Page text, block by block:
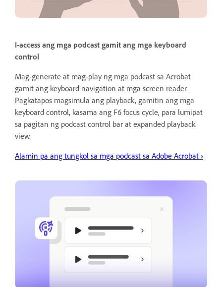
I-access ang mga podcast gamit ang mga keyboard
control
Mag-generate at mag-play ng mga podcast sa Acrobat
gamit ang keyboard navigation at mga screen reader.
Pagkatapos magsimula ang playback, gamitin ang mga
keyboard control, kasama ang F6 focus cycle, para lumipat
sa pagitan ng podcast control bar at expanded playback
view.
Alamin pa ang tungkol sa mga podcast sa Adobe Acrobat ›